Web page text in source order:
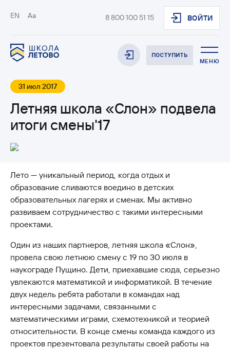
EN Aa 8 800 100 51 15 ВОЙТИ
ПОСТУПИТЬ
МЕНЮ
31 июл 2017
Летняя школа «Слон» подвела
итоги смены'17
Лето — уникальный период, когда отдых и
образование сливаются воедино в детских
образовательных лагерях и сменах. Мы активно
развиваем сотрудничество с такими интересными
проектами.
Один из наших партнеров, летняя школа «Слон»,
провела свою летнюю смену с 19 по 30 июля в
наукограде Пущино. Дети, приехавшие сюда, серьезно
увлекаются математикой и информатикой. В течение
двух недель ребята работали в командах над
интересными задачами, связанными с
математическими играми, схемотехникой и теорией
относительности. В конце смены команда каждого из
проектов презентовала результаты своей работы на